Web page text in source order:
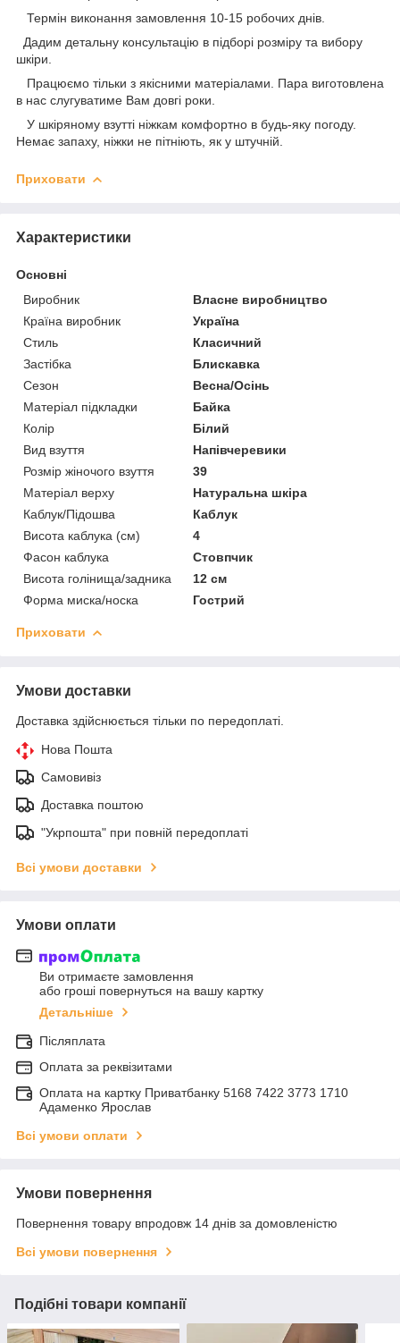
Термін виконання замовлення 10-15 робочих днів.
Дадим детальну консультацію в підборі розміру та вибору
шкіри.
Працюємо тільки з якісними матеріалами. Пара виготовлена
в нас слугуватиме Вам довгі роки.
У шкіряному взутті ніжкам комфортно в будь-яку погоду.
Немає запаху, ніжки не пітніють, як у штучній.
Приховати
Характеристики
Основні
Виробник
Власне виробництво
Країна виробник
Україна
Стиль
Класичний
Застібка
Блискавка
Сезон
Весна/Осінь
Матеріал підкладки
Байка
Колір
Білий
Вид взуття
Напівчеревики
Розмір жіночого взуття
39
Матеріал верху
Натуральна шкіра
Каблук/Підошва
Каблук
Висота каблука (см)
4
Фасон каблука
Стовпчик
Висота голінища/задника
12 см
Форма миска/носка
Гострий
Приховати
Умови доставки
Доставка здійснюється тільки по передоплаті.
Нова Пошта
Самовивіз
Доставка поштою
"Укрпошта" при повній передоплаті
Всі умови доставки
Умови оплати
Ви отримаєте замовлення
або гроші повернуться на вашу картку
Детальніше
Післяплата
Оплата за реквізитами
Оплата на картку Приватбанку 5168 7422 3773 1710
Адаменко Ярослав
Всі умови оплати
Умови повернення
Повернення товару впродовж 14 днів за домовленістю
Всі умови повернення
Подібні товари компанії